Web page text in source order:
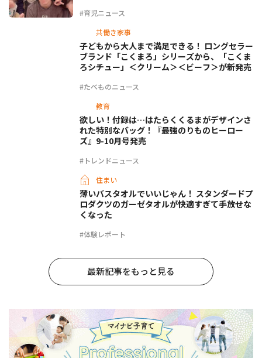
#育児ニュース
共働き家事
#たべものニュース
子どもから大人まで満足できる！ ロングセラー
ブランド「こくまろ」シリーズから、「こくま
ろシチュー」＜クリーム＞＜ビーフ＞が新発売
教育
#トレンドニュース
欲しい！付録は…はたらくくるまがデザインさ
れた特別なバッグ！『最強のりものヒーロー
ズ』9-10月号発売
住まい
#体験レポート
薄いバスタオルでいいじゃん！ スタンダードプ
ロダクツのガーゼタオルが快適すぎて手放せな
くなった
最新記事をもっと見る